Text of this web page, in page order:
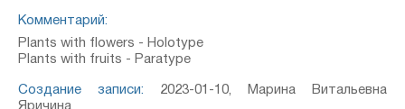
Комментарий:
Plants with flowers - Holotype
Plants with fruits - Paratype
Создание записи: 2023-01-10, Марина Витальевна
Яричина